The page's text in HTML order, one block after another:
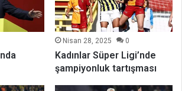
Nisan 28, 2025 0
Kadınlar Süper Ligi’nde
şampiyonluk tartışması